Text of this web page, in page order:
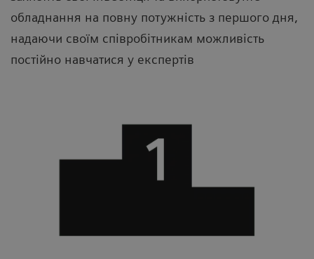
обладнання на повну потужність з першого дня,
надаючи своїм співробітникам можливість
постійно навчатися у експертів